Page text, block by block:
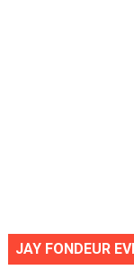
JAY FONDEUR